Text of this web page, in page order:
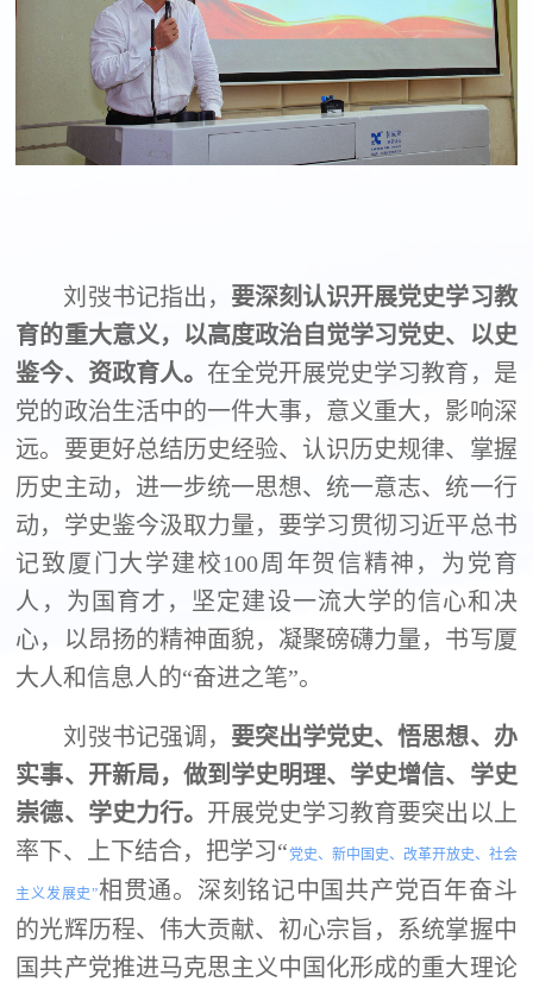
刘弢书记指出， 要深刻认识开展党史学习教
育的重大意义，以高度政治自觉学习党史、以史
鉴今、资政育人。 在全党开展党史学习教育，是
党的政治生活中的一件大事，意义重大，影响深
远。要更好总结历史经验、认识历史规律、掌握
历史主动，进一步统一思想、统一意志、统一行
动，学史鉴今汲取力量，要学习贯彻习近平总书
记致厦门大学建校100周年贺信精神，为党育
人，为国育才，坚定建设一流大学的信心和决
心，以昂扬的精神面貌，凝聚磅礴力量，书写厦
大人和信息人的“奋进之笔”。
刘弢书记强调， 要突出学党史、悟思想、办
实事、开新局，做到学史明理、学史增信、学史
崇德、学史力行。 开展党史学习教育要突出以上
率下、上下结合，把学习“ 党史、新中国史、改革开放史、社会
主义发展史”相贯通。深刻铭记中国共产党百年奋斗
的光辉历程、伟大贡献、初心宗旨，系统掌握中
国共产党推进马克思主义中国化形成的重大理论